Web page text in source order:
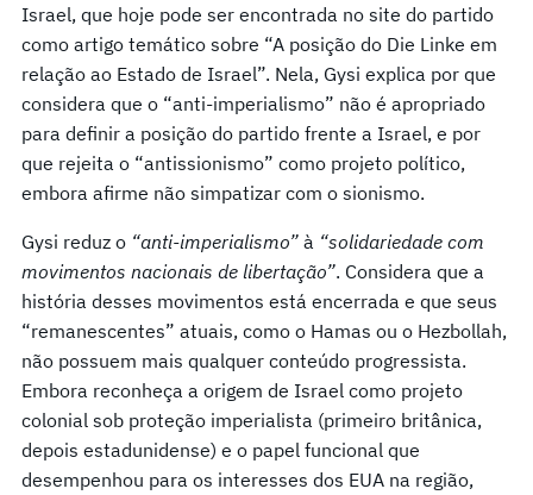
Israel, que hoje pode ser encontrada no site do partido
como artigo temático sobre “A posição do Die Linke em
relação ao Estado de Israel”. Nela, Gysi explica por que
considera que o “anti-imperialismo” não é apropriado
para definir a posição do partido frente a Israel, e por
que rejeita o “antissionismo” como projeto político,
embora afirme não simpatizar com o sionismo.
Gysi reduz o “anti-imperialismo” à “solidariedade com
movimentos nacionais de libertação”. Considera que a
história desses movimentos está encerrada e que seus
“remanescentes” atuais, como o Hamas ou o Hezbollah,
não possuem mais qualquer conteúdo progressista.
Embora reconheça a origem de Israel como projeto
colonial sob proteção imperialista (primeiro britânica,
depois estadunidense) e o papel funcional que
desempenhou para os interesses dos EUA na região,